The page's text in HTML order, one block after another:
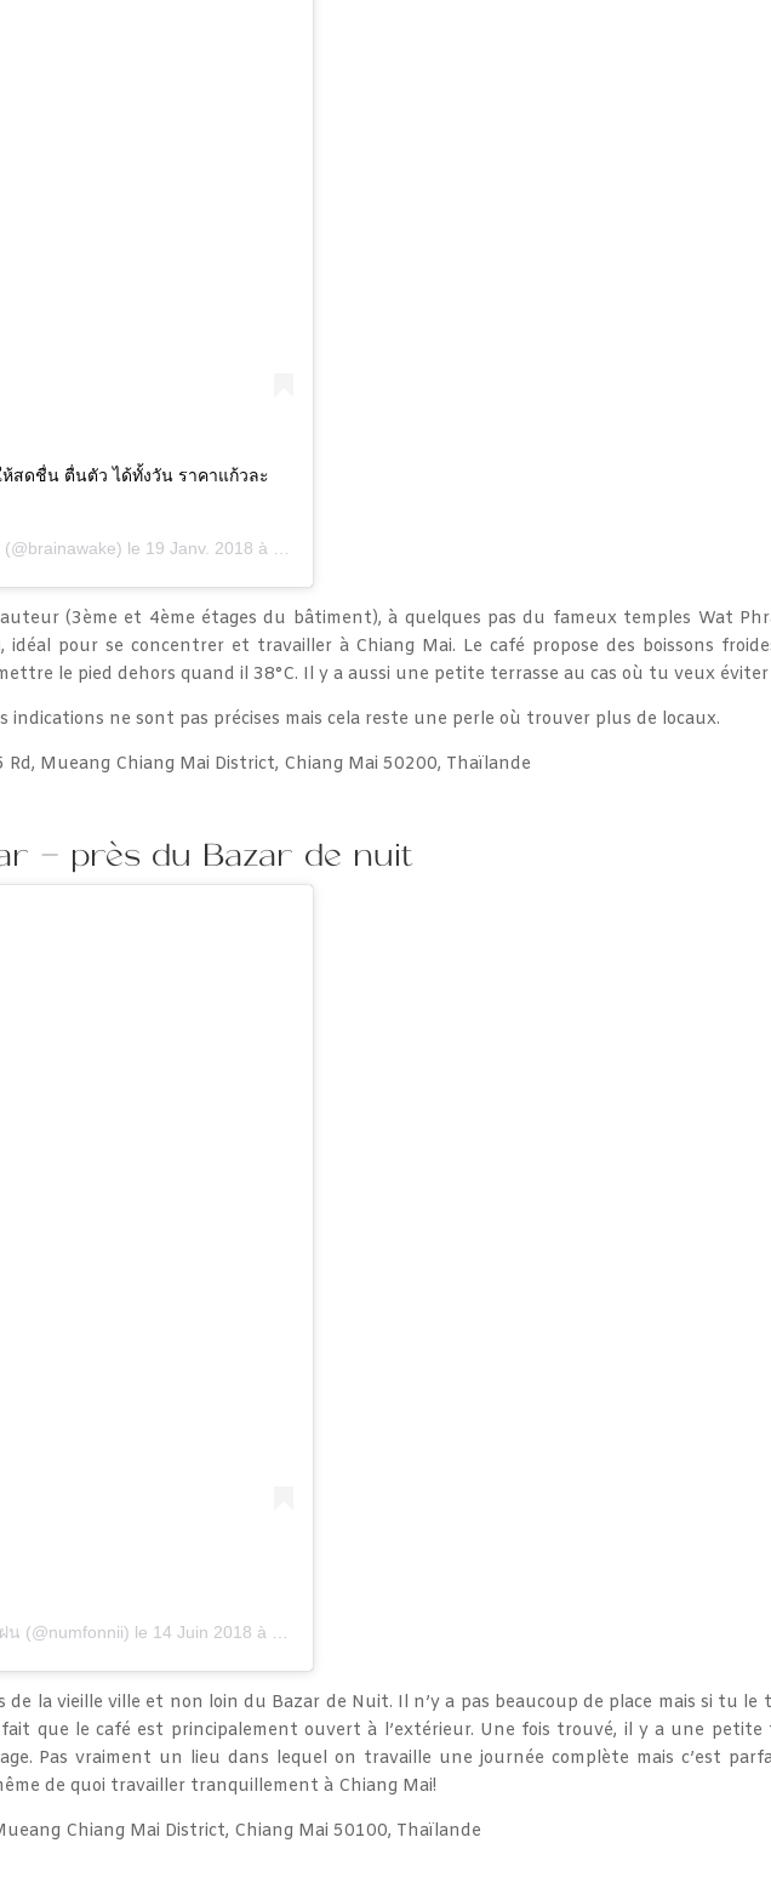
สดชื่น ตื่นตัว ได้ทั้งวัน ราคาแก้วละ
(@brainawake) le 19 Janv. 2018 à 10 :29 PST
(3ème et 4ème étages du bâtiment), à quelques pas du fameux temples Wat
pour se concentrer et travailler à Chiang Mai. Le café propose des boissons
le pied dehors quand il 38°C. Il y a aussi une petite terrasse au cas où tu veux éviter
indications ne sont pas précises mais cela reste une perle où trouver plus de locaux.
Rd, Mueang Chiang Mai District, Chiang Mai 50200, Thaïlande
– près du Bazar de nuit
น (@numfonnii) le 14 Juin 2018 à 11 :00 PDT
la vieille ville et non loin du Bazar de Nuit. Il n’y a pas beaucoup de place mais si tu le
fait que le café est principalement ouvert à l’extérieur. Une fois trouvé, il y a une
Pas vraiment un lieu dans lequel on travaille une journée complète mais c’est
de quoi travailler tranquillement à Chiang Mai!
Chiang Mai District, Chiang Mai 50100, Thaïlande